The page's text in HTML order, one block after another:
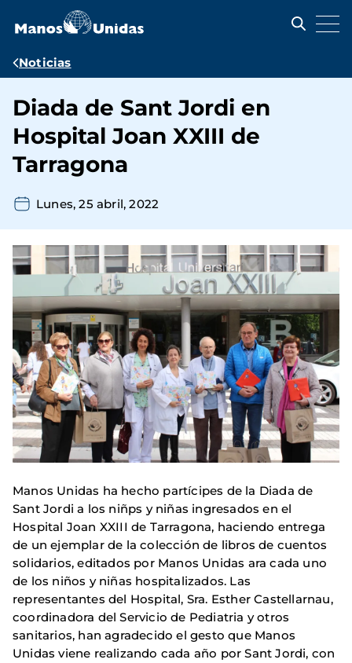
contenido
Ruta
navegación
Noticias
Diada de Sant Jordi en
Hospital Joan XXIII de
Tarragona
Lunes, 25 abril, 2022
Manos Unidas ha hecho partícipes de la Diada de
Sant Jordi a los niñps y niñas ingresados en el
Hospital Joan XXIII de Tarragona, haciendo entrega
de un ejemplar de la colección de libros de cuentos
solidarios, editados por Manos Unidas ara cada uno
de los niños y niñas hospitalizados. Las
representantes del Hospital, Sra. Esther Castellarnau,
coordinadora del Servicio de Pediatria y otros
sanitarios, han agradecido el gesto que Manos
Unidas viene realizando cada año por Sant Jordi, con